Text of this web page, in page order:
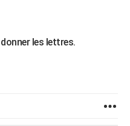
les lettres.